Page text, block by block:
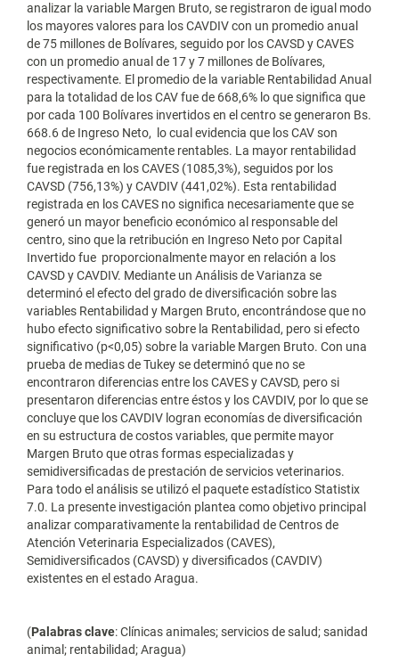
analizar la variable Margen Bruto, se registraron de igual modo
los mayores valores para los CAVDIV con un promedio anual
de 75 millones de Bolívares, seguido por los CAVSD y CAVES
con un promedio anual de 17 y 7 millones de Bolívares,
respectivamente. El promedio de la variable Rentabilidad Anual
para la totalidad de los CAV fue de 668,6% lo que significa que
por cada 100 Bolívares invertidos en el centro se generaron Bs.
668.6 de Ingreso Neto, lo cual evidencia que los CAV son
negocios económicamente rentables. La mayor rentabilidad
fue registrada en los CAVES (1085,3%), seguidos por los
CAVSD (756,13%) y CAVDIV (441,02%). Esta rentabilidad
registrada en los CAVES no significa necesariamente que se
generó un mayor beneficio económico al responsable del
centro, sino que la retribución en Ingreso Neto por Capital
Invertido fue proporcionalmente mayor en relación a los
CAVSD y CAVDIV. Mediante un Análisis de Varianza se
determinó el efecto del grado de diversificación sobre las
variables Rentabilidad y Margen Bruto, encontrándose que no
hubo efecto significativo sobre la Rentabilidad, pero si efecto
significativo (p<0,05) sobre la variable Margen Bruto. Con una
prueba de medias de Tukey se determinó que no se
encontraron diferencias entre los CAVES y CAVSD, pero si
presentaron diferencias entre éstos y los CAVDIV, por lo que se
concluye que los CAVDIV logran economías de diversificación
en su estructura de costos variables, que permite mayor
Margen Bruto que otras formas especializadas y
semidiversificadas de prestación de servicios veterinarios.
Para todo el análisis se utilizó el paquete estadístico Statistix
7.0. La presente investigación plantea como objetivo principal
analizar comparativamente la rentabilidad de Centros de
Atención Veterinaria Especializados (CAVES),
Semidiversificados (CAVSD) y diversificados (CAVDIV)
existentes en el estado Aragua.
(Palabras clave: Clínicas animales; servicios de salud; sanidad
animal; rentabilidad; Aragua)